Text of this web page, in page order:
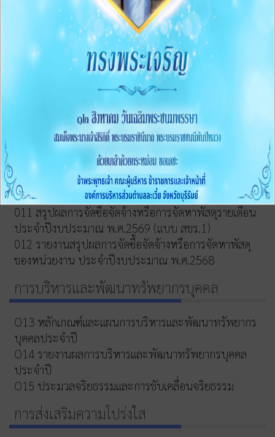
05 แผนยุทธศาสตร์หรือแผนพัฒนาหน่วยงาน
O6 แผนและความก้าวหน้าในการดำเนินงานและการใช้จ่าย
งบประมาณประจำปี
O7 รายงานผลการดำเนินงานประจำปี
O8 คู่มือหรือแนวทางการปฏิบัติงานของเจ้าหน้าที่
O9 คู่มือหรือแนวทางการขอรับบริการสำหรับผู้รับบริการ
O10 ระบบการให้บริการผ่านช่องทางออนไลน์(E-Service)
ข้อมูลสถิติการให้บริการ
การจัดซื้อจัดจ้าง
011 สรุปผลการจัดซื้้อจัดจ้างหรือการจัดหาพัสดุรายเดือน
ประจำปีงบประมาณ พ.ศ.2569 (แบบ สขร.1)
012 รายงานสรุปผลการจัดซื้อจัดจ้างหรือการจัดหาพัสดุ
ของหน่วยงาน ประจำปีงบประมาณ พ.ศ.2568
การบริหารและพัฒนาทรัพยากรบุคคล
O13 หลักเกณฑ์และแผนการบริหารและพัฒนาทรัพยากร
บุคคลประจำปี
O14 รายงานผลการบริหารและพัฒนาทรัพยากรบุคคล
ประจำปี
O15 ประมวลจริยธรรมและการขับเคลื่อนจริยธรรม
การส่งเสริมความโปร่งใส